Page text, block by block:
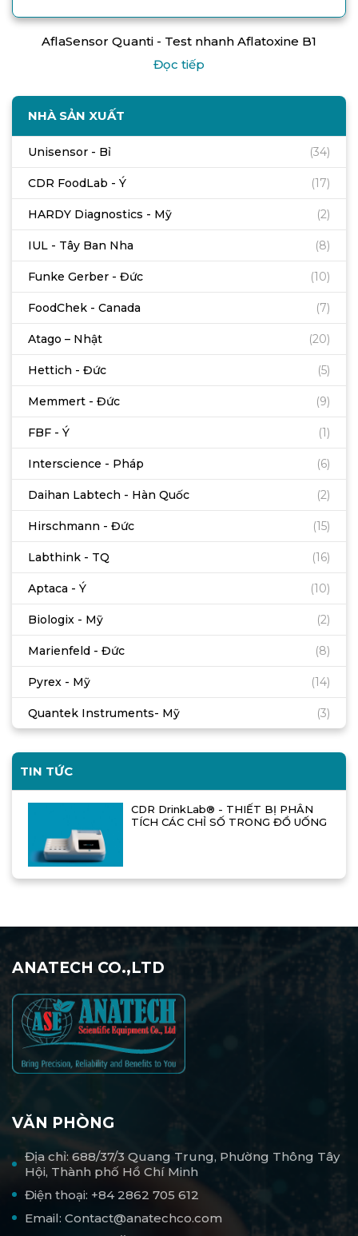
AflaSensor Quanti - Test nhanh Aflatoxine B1
Đọc tiếp
NHÀ SẢN XUẤT
Unisensor - Bỉ (34)
CDR FoodLab - Ý (17)
HARDY Diagnostics - Mỹ (2)
IUL - Tây Ban Nha (8)
Funke Gerber - Đức (10)
FoodChek - Canada (7)
Atago – Nhật (20)
Hettich - Đức (5)
Memmert - Đức (9)
FBF - Ý (1)
Interscience - Pháp (6)
Daihan Labtech - Hàn Quốc (2)
Hirschmann - Đức (15)
Labthink - TQ (16)
Aptaca - Ý (10)
Biologix - Mỹ (2)
Marienfeld - Đức (8)
Pyrex - Mỹ (14)
Quantek Instruments- Mỹ (3)
TIN TỨC
CDR DrinkLab® - THIẾT BỊ PHÂN
TÍCH CÁC CHỈ SỐ TRONG ĐỒ UỐNG
ANATECH CO.,LTD
VĂN PHÒNG
Địa chỉ: 688/37/3 Quang Trung, Phường Thông Tây
Hội, Thành phố Hồ Chí Minh
Điện thoại: +84 2862 705 612
Email: Contact@anatechco.com